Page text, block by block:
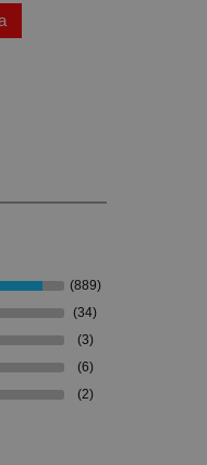
(889)
(34)
(3)
(6)
(2)